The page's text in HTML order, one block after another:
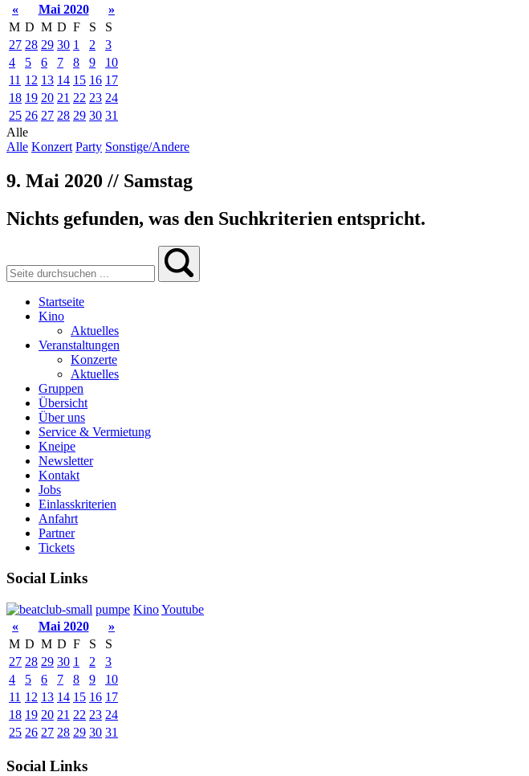
«
Mai 2020
»
M D M D F S
S
27 28 29 30 1 2
3
4
5 6 7 8 9
10
11 12 13 14 15 16 17
18 19 20 21 22 23 24
25 26 27 28 29 30 31
Alle
Alle Konzert Party Sonstige/Andere
9. Mai 2020 // Samstag
Nichts gefunden, was den Suchkriterien entspricht.
Startseite
Kino
Aktuelles
Veranstaltungen
Konzerte
Aktuelles
Gruppen
Übersicht
Über uns
Service & Vermietung
Kneipe
Newsletter
Kontakt
Jobs
Einlasskriterien
Anfahrt
Partner
Tickets
Social Links
pumpe KinoYoutube
«
Mai 2020
»
M D M D F S
S
27 28 29 30 1 2
3
4
5 6 7 8 9
10
11 12 13 14 15 16 17
18 19 20 21 22 23 24
25 26 27 28 29 30 31
Social Links